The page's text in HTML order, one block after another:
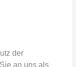
der
an uns als